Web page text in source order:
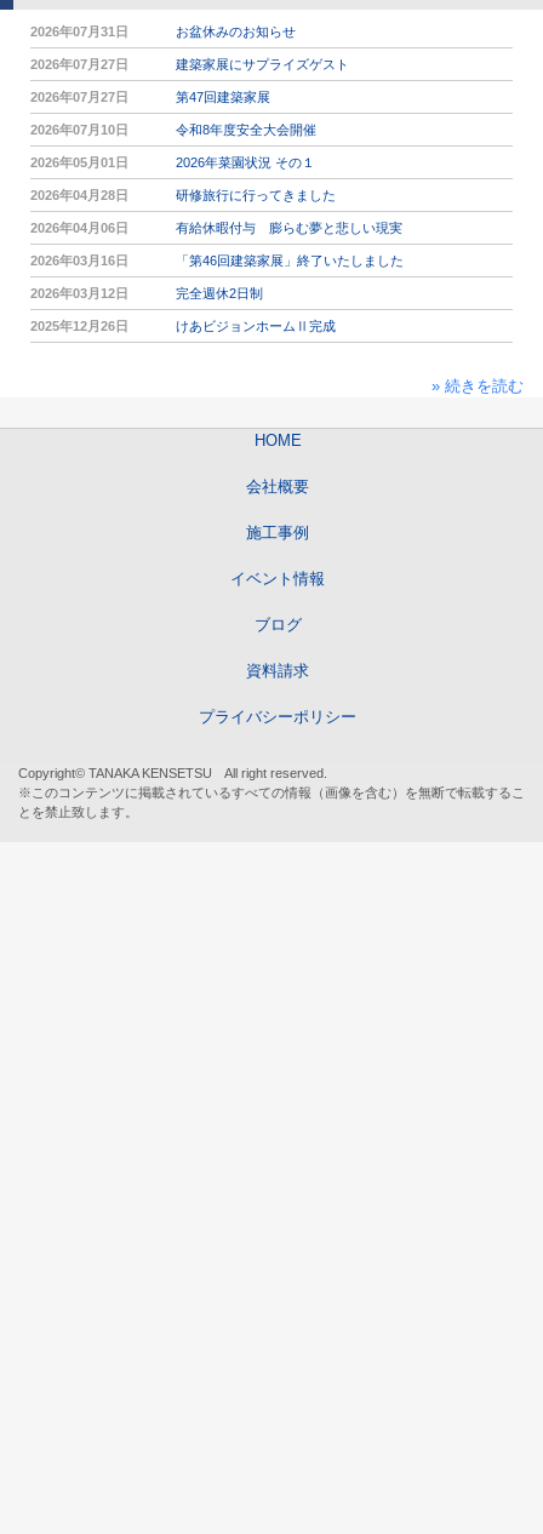
2026年07月31日 お盆休みのお知らせ
2026年07月27日 建築家展にサプライズゲスト
2026年07月27日 第47回建築家展
2026年07月10日 令和8年度安全大会開催
2026年05月01日 2026年菜園状況 その１
2026年04月28日 研修旅行に行ってきました
2026年04月06日 有給休暇付与 膨らむ夢と悲しい現実
2026年03月16日 「第46回建築家展」終了いたしました
2026年03月12日 完全週休2日制
2025年12月26日 けあビジョンホームⅡ完成
» 続きを読む
HOME
会社概要
施工事例
イベント情報
ブログ
資料請求
プライバシーポリシー
Copyright© TANAKA KENSETSU All right reserved.
※このコンテンツに掲載されているすべての情報（画像を含む）を無断で転載するこ
とを禁止致します。